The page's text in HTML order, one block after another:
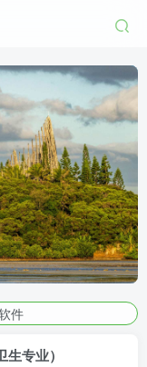
件
专业）